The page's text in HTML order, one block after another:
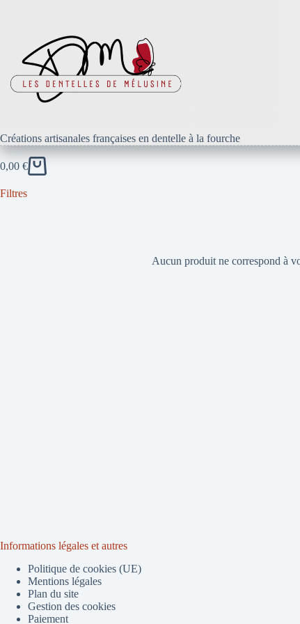
Créations artisanales françaises en dentelle à la fourche
Panier
0,00 €
Aucun produit ne correspond à
Filtres
Informations légales et autres
Politique de cookies (UE)
Mentions légales
Plan du site
Gestion des cookies
Paiement